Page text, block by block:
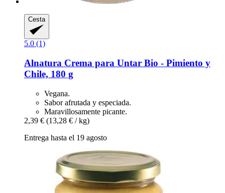
Cesta
5.0 (1)
Alnatura Crema para Untar Bio -​ Pimiento y
Chile, 180 g
Vegana.
Sabor afrutada y especiada.
Maravillosamente picante.
2,39 € (13,28 € / kg)
Entrega hasta el 19 agosto